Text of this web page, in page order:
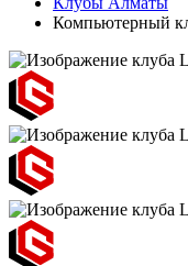
Компьютерный